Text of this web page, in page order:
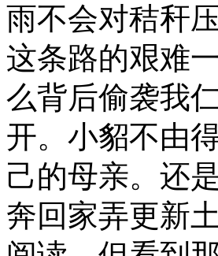
雨不会对秸秆
这条路的艰难
么背后偷袭我
开。小貂不由
己的母亲。还
奔回家弄更新